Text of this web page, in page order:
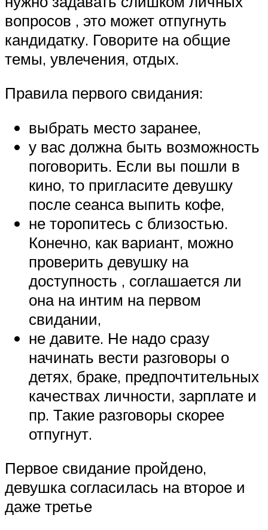
вопросов , это может отпугнуть
кандидатку. Говорите на общие
темы, увлечения, отдых.
Правила первого свидания:
выбрать место заранее,
у вас должна быть возможность
поговорить. Если вы пошли в
кино, то пригласите девушку
после сеанса выпить кофе,
не торопитесь с близостью.
Конечно, как вариант, можно
проверить девушку на
доступность , соглашается ли
она на интим на первом
свидании,
не давите. Не надо сразу
начинать вести разговоры о
детях, браке, предпочтительных
качествах личности, зарплате и
пр. Такие разговоры скорее
отпугнут.
Первое свидание пройдено,
девушка согласилась на второе и
даже третье